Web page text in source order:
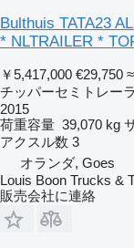
Bulthuis TATA23
* NLTRAILER *
￥5,417,000 €29,750
チッパーセミトレーラ
2015
荷重容量 39,070 kg
アクスル数 3
オランダ, Goes
Louis Boon Trucks &
販売会社に連絡